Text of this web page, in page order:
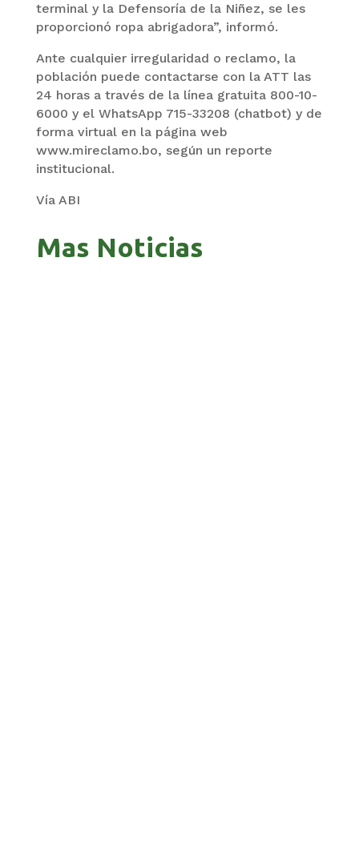
terminal y la Defensoría de la Niñez, se les
proporcionó ropa abrigadora”, informó.
Ante cualquier irregularidad o reclamo, la
población puede contactarse con la ATT las
24 horas a través de la línea gratuita 800-10-
6000 y el WhatsApp 715-33208 (chatbot) y de
forma virtual en la página web
www.mireclamo.bo, según un reporte
institucional.
Vía ABI
Mas Noticias